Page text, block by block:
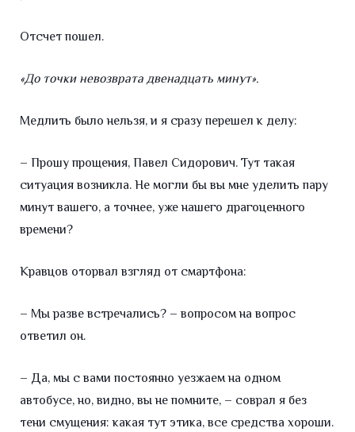
Отсчет пошел.
«До точки невозврата двенадцать минут».
Медлить было нельзя, и я сразу перешел к делу:
– Прошу прощения, Павел Сидорович. Тут такая
ситуация возникла. Не могли бы вы мне уделить пару
минут вашего, а точнее, уже нашего драгоценного
времени?
Кравцов оторвал взгляд от смартфона:
– Мы разве встречались? – вопросом на вопрос
ответил он.
– Да, мы с вами постоянно уезжаем на одном
автобусе, но, видно, вы не помните, – соврал я без
тени смущения: какая тут этика, все средства хороши.